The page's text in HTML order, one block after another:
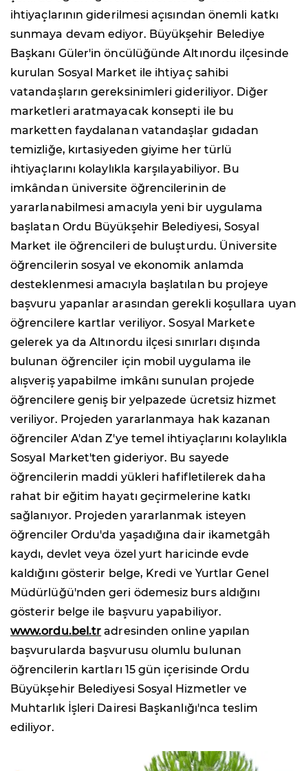
ihtiyaçlarının giderilmesi açısından önemli katkı
sunmaya devam ediyor. Büyükşehir Belediye
Başkanı Güler'in öncülüğünde Altınordu ilçesinde
kurulan Sosyal Market ile ihtiyaç sahibi
vatandaşların gereksinimleri gideriliyor. Diğer
marketleri aratmayacak konsepti ile bu
marketten faydalanan vatandaşlar gıdadan
temizliğe, kırtasiyeden giyime her türlü
ihtiyaçlarını kolaylıkla karşılayabiliyor. Bu
imkândan üniversite öğrencilerinin de
yararlanabilmesi amacıyla yeni bir uygulama
başlatan Ordu Büyükşehir Belediyesi, Sosyal
Market ile öğrencileri de buluşturdu. Üniversite
öğrencilerin sosyal ve ekonomik anlamda
desteklenmesi amacıyla başlatılan bu projeye
başvuru yapanlar arasından gerekli koşullara uyan
öğrencilere kartlar veriliyor. Sosyal Markete
gelerek ya da Altınordu ilçesi sınırları dışında
bulunan öğrenciler için mobil uygulama ile
alışveriş yapabilme imkânı sunulan projede
öğrencilere geniş bir yelpazede ücretsiz hizmet
veriliyor. Projeden yararlanmaya hak kazanan
öğrenciler A'dan Z'ye temel ihtiyaçlarını kolaylıkla
Sosyal Market'ten gideriyor. Bu sayede
öğrencilerin maddi yükleri hafifletilerek daha
rahat bir eğitim hayatı geçirmelerine katkı
sağlanıyor. Projeden yararlanmak isteyen
öğrenciler Ordu'da yaşadığına dair ikametgâh
kaydı, devlet veya özel yurt haricinde evde
kaldığını gösterir belge, Kredi ve Yurtlar Genel
Müdürlüğü'nden geri ödemesiz burs aldığını
gösterir belge ile başvuru yapabiliyor.
www.ordu.bel.tr adresinden online yapılan
başvurularda başvurusu olumlu bulunan
öğrencilerin kartları 15 gün içerisinde Ordu
Büyükşehir Belediyesi Sosyal Hizmetler ve
Muhtarlık İşleri Dairesi Başkanlığı'nca teslim
ediliyor.